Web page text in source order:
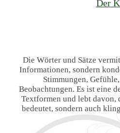
Der
Die Wörter und Sätze
Informationen, sondern
Stimmungen,
Beobachtungen. Es ist eine
Textformen und lebt davon,
bedeutet, sondern auch